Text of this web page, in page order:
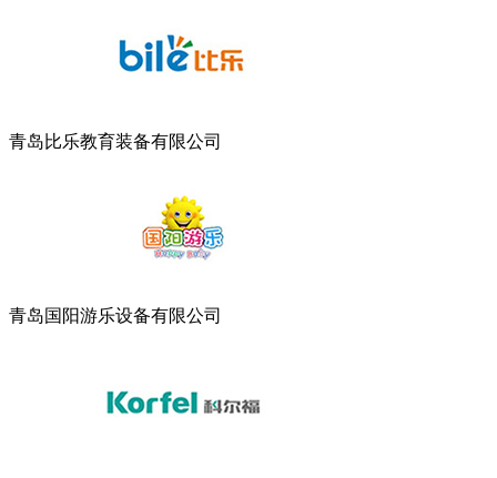
青岛比乐教育装备有限公司
青岛国阳游乐设备有限公司